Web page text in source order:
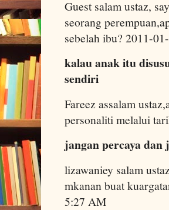
Guest salam ustaz,
seorang
sebelah ibu? 2011-
kalau anak itu
sendiri
Fareez assalam
personaliti melalui
jangan percaya
lizawaniey salam
mkanan buat
5:27 AM